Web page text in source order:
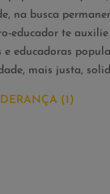
na busca
educador te
educadoras
mais justa,
(1)